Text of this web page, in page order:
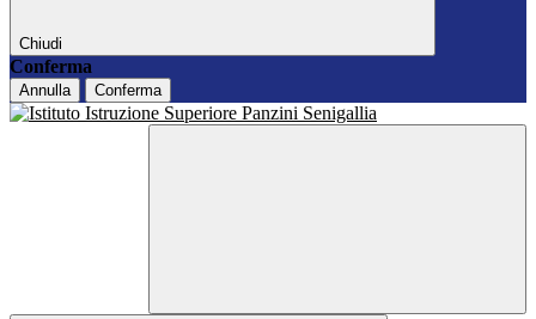
Chiudi
Conferma
Annulla Conferma